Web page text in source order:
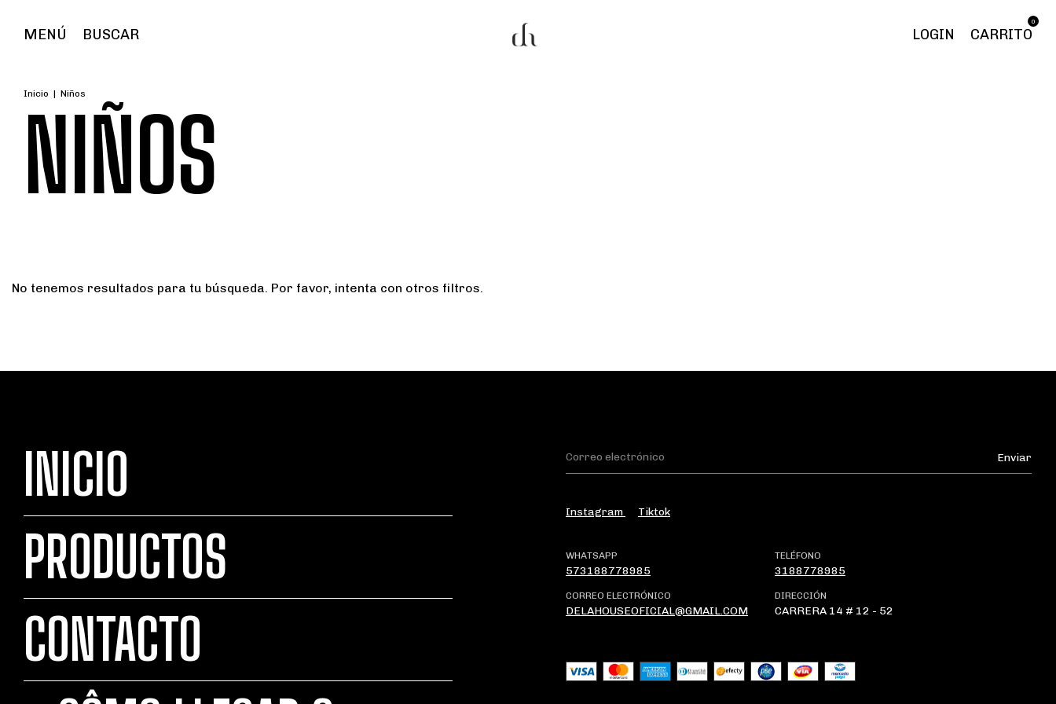
MENÚ BUSCAR LOGIN CARRITO
0
Inicio | Niños
NIÑOS
No tenemos resultados para tu búsqueda. Por favor, intenta con otros filtros.
INICIO
PRODUCTOS
CONTACTO
Instagram Tiktok
WHATSAPP
573188778985
TELÉFONO
3188778985
CORREO ELECTRÓNICO
DELAHOUSEOFICIAL@GMAIL.COM
DIRECCIÓN
CARRERA 14 # 12 - 52